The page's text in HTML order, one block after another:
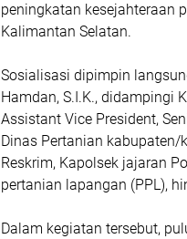
peningkatan kesejahteraan
Kalimantan Selatan.
Sosialisasi dipimpin
Hamdan, S.I.K., didampingi
Assistant Vice President,
Dinas Pertanian kabupaten/
Reskrim, Kapolsek jajaran
pertanian lapangan (PPL),
Dalam kegiatan tersebut,